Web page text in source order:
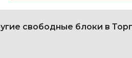
свободные блоки в